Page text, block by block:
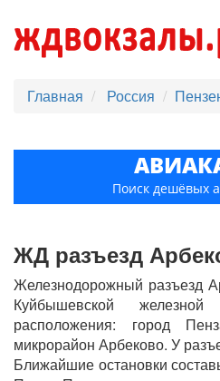
Главная Россия
Поиск дешёвых
ЖД разъезд
Железнодорожный разъезд
Куйбышевской
расположения: город
микрорайон Арбеково. У
Ближайшие остановки